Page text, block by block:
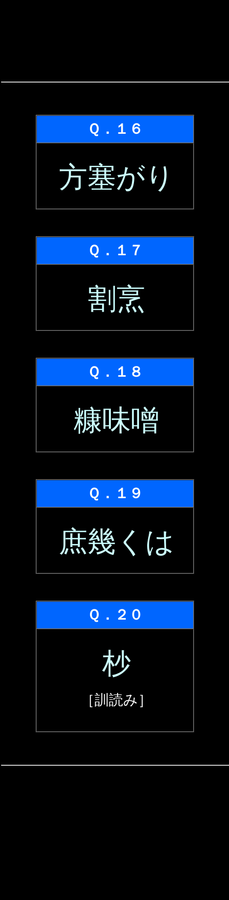
Ｑ．１６
方塞がり
Ｑ．１７
割烹
Ｑ．１８
糠味噌
Ｑ．１９
庶幾くは
Ｑ．２０
杪
［訓読み］